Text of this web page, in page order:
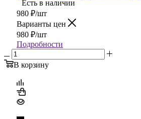
Есть в наличии
980 ₽/шт
Варианты цен
980 ₽/шт
Подробности
В корзину